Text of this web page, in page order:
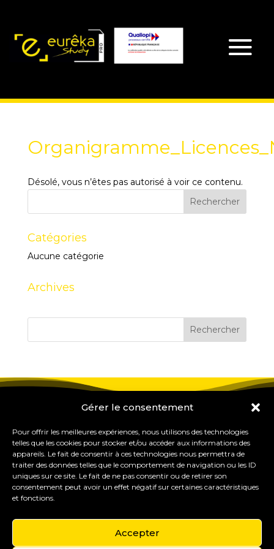
Gérer le consentement
Pour offrir les meilleures expériences, nous utilisons des technologies
telles que les cookies pour stocker et/ou accéder aux informations des
appareils. Le fait de consentir à ces technologies nous permettra de
traiter des données telles que le comportement de navigation ou les ID
uniques sur ce site. Le fait de ne pas consentir ou de retirer son
consentement peut avoir un effet négatif sur certaines caractéristiques
et fonctions.
Accepter
Désolé, vous n’êtes pas autorisé à voir ce contenu.
Catégories
Aucune catégorie
Archives